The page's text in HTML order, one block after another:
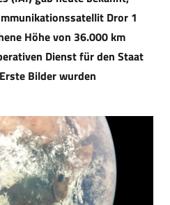
Dror 1
Höhe von 36.000 km
Dienst für den Staat
Bilder wurden